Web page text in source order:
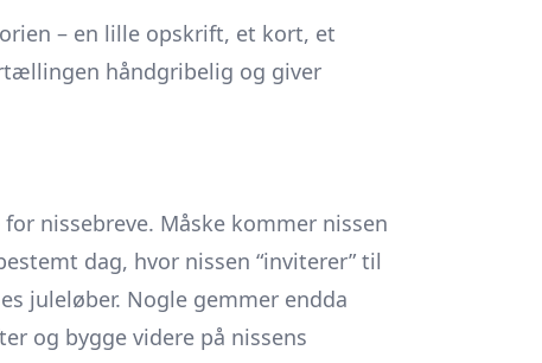
– en lille opskrift, et kort, et
håndgribelig og giver
nissebreve. Måske kommer nissen
dag, hvor nissen “inviterer” til
juleløber. Nogle gemmer endda
og bygge videre på nissens